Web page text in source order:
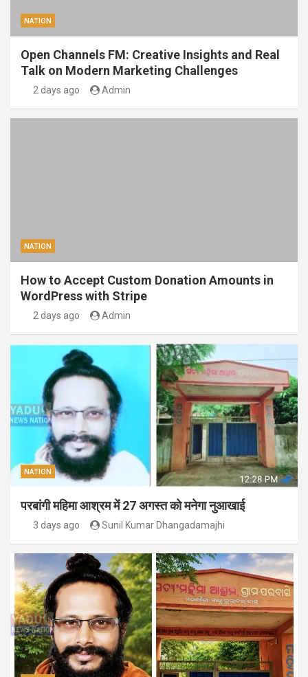
NATION
Open Channels FM: Creative Insights and Real
Talk on Modern Marketing Challenges
2 days ago Admin
NATION
How to Accept Custom Donation Amounts in
WordPress with Stripe
2 days ago Admin
NATION
परबांगी महिमा आश्रम में 27 अगस्त को मनेगा नुआखाई
3 days ago Sunil Kumar Dhangadamajhi